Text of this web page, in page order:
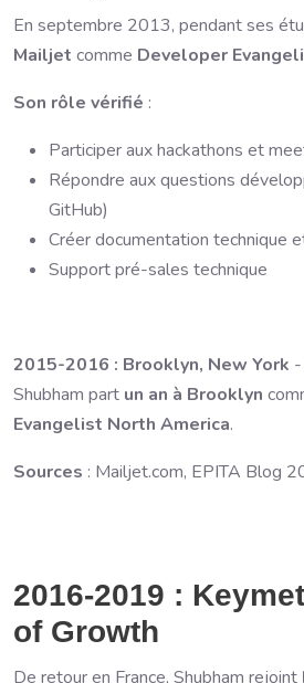
En septembre 2013, pendant ses
Mailjet comme Developer
Son rôle vérifié :
Participer aux hackathons et
Répondre aux questions
GitHub)
Créer documentation technique
Support pré-sales technique
2015-2016 : Brooklyn, New York
Shubham part un an à Brooklyn
Evangelist North America.
Sources : Mailjet.com, EPITA Blog
2016-2019 :
of Growth
De retour en France, Shubham rejoint